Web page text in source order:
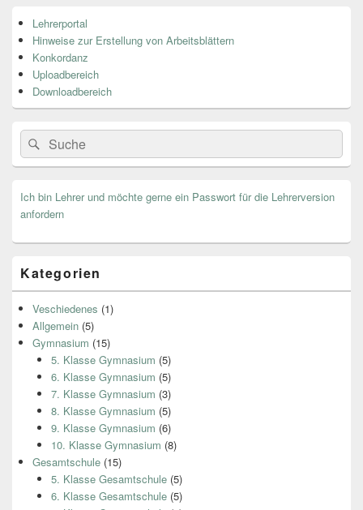
Seitenleisten
Widget-
Bereich
Lehrerportal
Hinweise zur Erstellung von Arbeitsblättern
Konkordanz
Uploadbereich
Downloadbereich
Search
for:
Suche
Ich bin Lehrer und möchte gerne ein Passwort für die Lehrerversion
anfordern
Kategorien
Veschiedenes (1)
Allgemein (5)
Gymnasium (15)
5. Klasse Gymnasium (5)
6. Klasse Gymnasium (5)
7. Klasse Gymnasium (3)
8. Klasse Gymnasium (5)
9. Klasse Gymnasium (6)
10. Klasse Gymnasium (8)
Gesamtschule (15)
5. Klasse Gesamtschule(5)
6. Klasse Gesamtschule(5)